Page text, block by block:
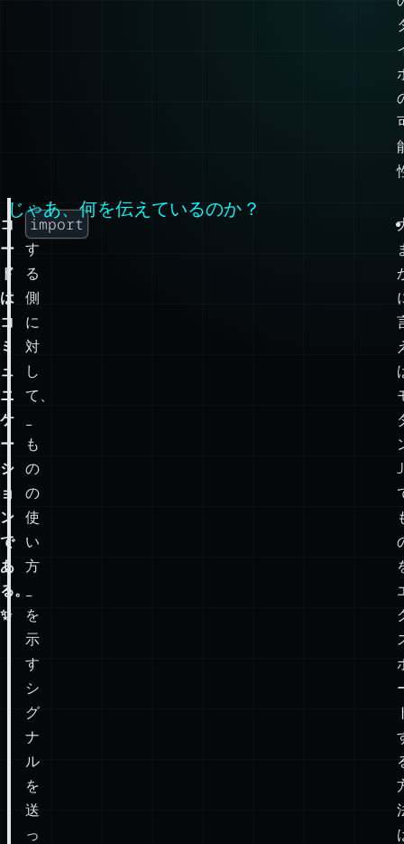
コ
ー
ド
は
コ
ミ
ュ
ニ
ケ
ー
シ
ョ
ン
で
あ
る。
✨
import
す
る
側
に
対
し
て、
も
の
の
使
い
方
を
示
す
シ
グ
ナ
ル
を
送
っ
じゃあ、何を伝えているのか？